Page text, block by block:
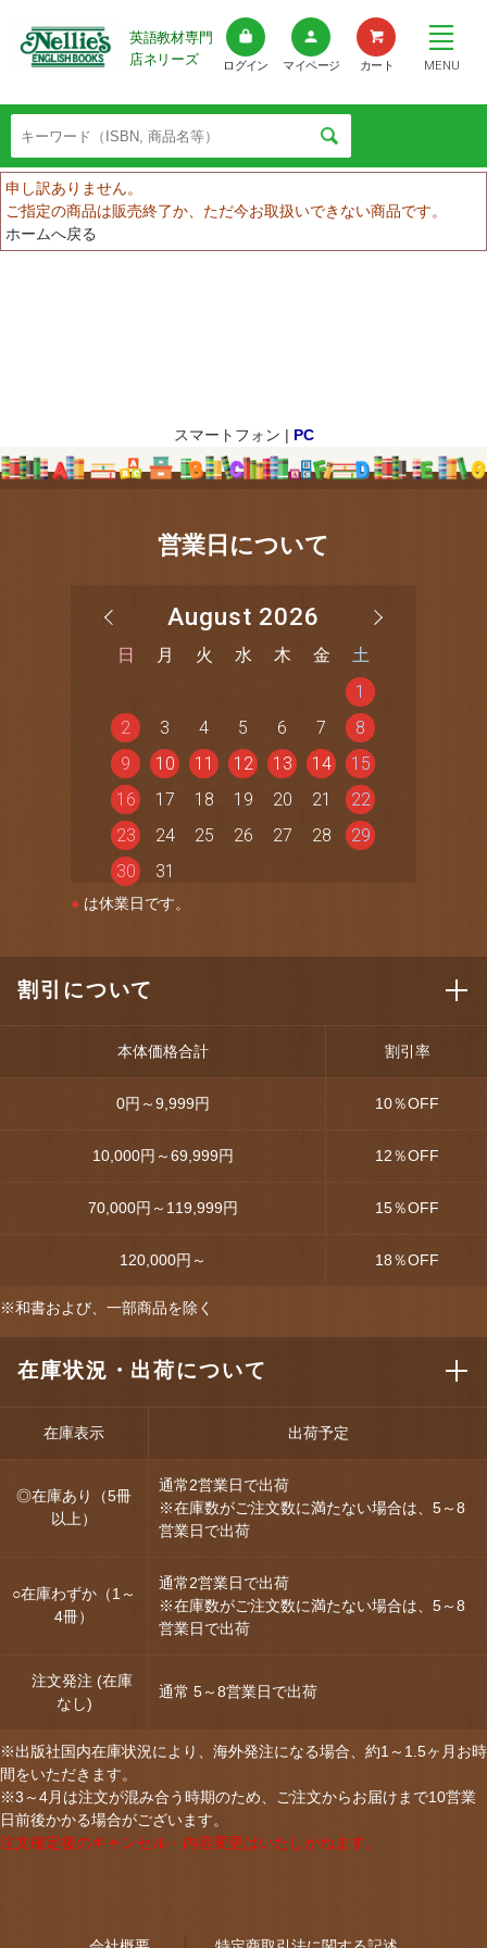
英語教材専門
店ネリーズ
ログイン マイページ カート MENU
申し訳ありません。
ご指定の商品は販売終了か、ただ今お取扱いできない商品です。
ホームへ戻る
スマートフォン | PC
営業日について
August 2026
日 月 火 水 木 金
土
1
2
3 4 5 6 7
8
9
10 11 12 13 14
15
16
17 18 19 20 21
22
23
24 25 26 27 28
29
30
31
● は休業日です。
割引について
本体価格合計 割引率
0円～9,999円 10％OFF
10,000円～69,999円 12％OFF
70,000円～119,999円 15％OFF
120,000円～ 18％OFF
※和書および、一部商品を除く
在庫状況・出荷について
在庫表示 出荷予定
◎在庫あり（5冊
以上）
通常2営業日で出荷
※在庫数がご注文数に満たない場合は、5～8
営業日で出荷
○在庫わずか（1～
4冊）
通常2営業日で出荷
※在庫数がご注文数に満たない場合は、5～8
営業日で出荷
注文発注 (在庫
なし)
通常 5～8営業日で出荷
※出版社国内在庫状況により、海外発注になる場合、約1～1.5ヶ月お時
間をいただきます。
※3～4月は注文が混み合う時期のため、ご注文からお届けまで10営業
日前後かかる場合がございます。
注文確定後のキャンセル・内容変更はいたしかねます。